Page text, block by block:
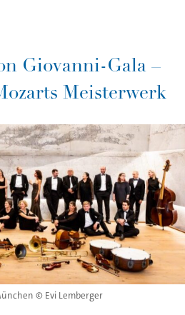
Giovanni-Gala –
Meisterwerk
© Evi Lemberger